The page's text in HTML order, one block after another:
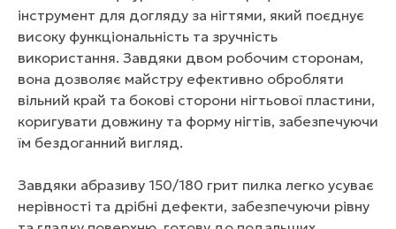
інструмент для догляду за нігтями, який поєднує
високу функціональність та зручність
використання. Завдяки двом робочим сторонам,
вона дозволяє майстру ефективно обробляти
вільний край та бокові сторони нігтьової пластини,
коригувати довжину та форму нігтів, забезпечуючи
їм бездоганний вигляд.
Завдяки абразиву 150/180 грит пилка легко усуває
нерівності та дрібні дефекти, забезпечуючи рівну